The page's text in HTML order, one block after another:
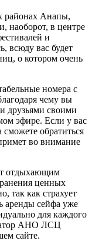
районах Анапы,
наоборот, в центре
и
всюду вас будет
о котором очень
номера с
чему вы
друзьями своими
эфире. Если у вас
обратиться
во внимание
отдыхающим
ценных
так как страхует
аренды сейфа уже
для каждого
АНО ЛСЦ
сайте.